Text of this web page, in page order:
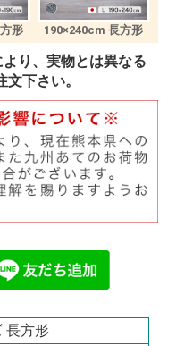
形 190×240cm 長方形
り、実物とは異なる
下さい。
長方形